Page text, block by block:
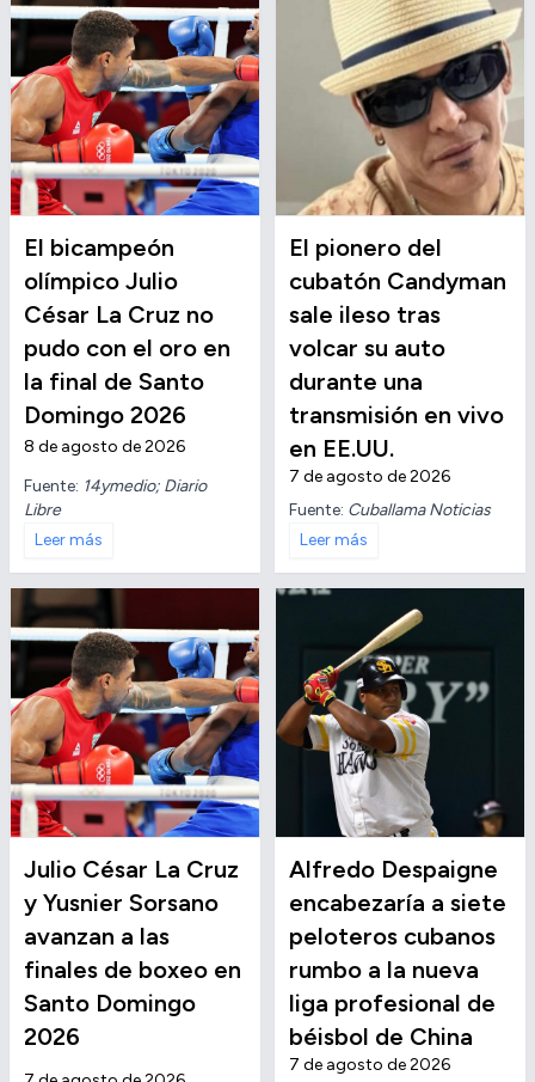
El bicampeón
olímpico Julio
César La Cruz no
pudo con el oro en
la final de Santo
Domingo 2026
8 de agosto de 2026
Fuente: 14ymedio; Diario
Libre
Leer más
El pionero del
cubatón Candyman
sale ileso tras
volcar su auto
durante una
transmisión en vivo
en EE.UU.
7 de agosto de 2026
Fuente: Cuballama Noticias
Leer más
Julio César La Cruz
y Yusnier Sorsano
avanzan a las
finales de boxeo en
Santo Domingo
2026
Alfredo Despaigne
encabezaría a siete
peloteros cubanos
rumbo a la nueva
liga profesional de
béisbol de China
7 de agosto de 2026